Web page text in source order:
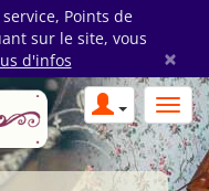
Points de
sur le site, vous
d'infos ×